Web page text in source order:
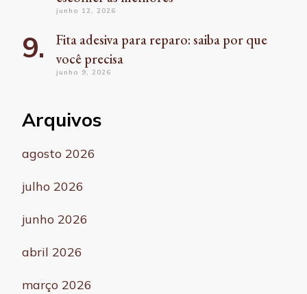
junho 12, 2026
Fita adesiva para reparo: saiba por que
você precisa
junho 9, 2026
Arquivos
agosto 2026
julho 2026
junho 2026
abril 2026
março 2026